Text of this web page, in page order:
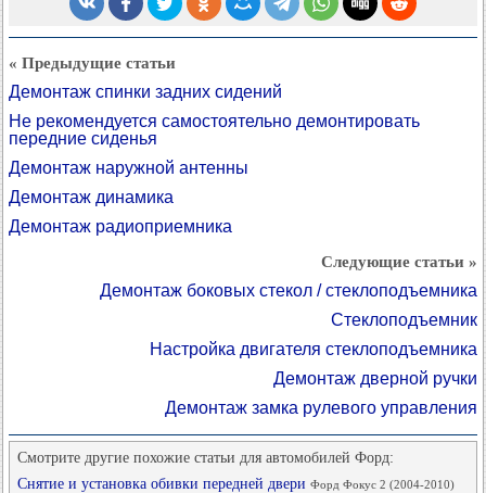
« Предыдущие статьи
Демонтаж спинки задних сидений
Не рекомендуется самостоятельно демонтировать
передние сиденья
Демонтаж наружной антенны
Демонтаж динамика
Демонтаж радиоприемника
Следующие статьи »
Демонтаж боковых стекол / стеклоподъемника
Стеклоподъемник
Настройка двигателя стеклоподъемника
Демонтаж дверной ручки
Демонтаж замка рулевого управления
Смотрите другие похожие статьи для автомобилей Форд:
Снятие и установка обивки передней двери Форд Фокус 2 (2004-2010)